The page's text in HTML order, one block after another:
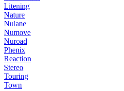
Litening
Nature
Nulane
Numove
Nuroad
Phenix
Reaction
Stereo
Touring
Town